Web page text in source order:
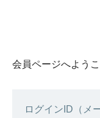
会員ページへようこ
ログインID（メ